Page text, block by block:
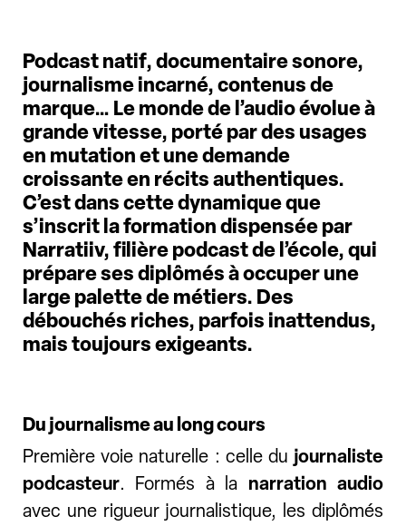
Podcast natif, documentaire sonore,
journalisme incarné, contenus de
marque… Le monde de l’audio évolue à
grande vitesse, porté par des usages
en mutation et une demande
croissante en récits authentiques.
C’est dans cette dynamique que
s’inscrit la formation dispensée par
Narratiiv, filière podcast de l’école, qui
prépare ses diplômés à occuper une
large palette de métiers. Des
débouchés riches, parfois inattendus,
mais toujours exigeants.
Du journalisme au long cours
Première voie naturelle : celle du journaliste
podcasteur. Formés à la narration audio
avec une rigueur journalistique, les diplômés